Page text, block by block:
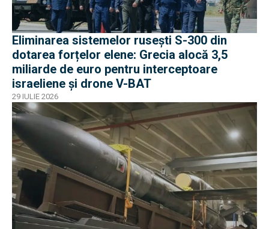
Eliminarea sistemelor rusești S-300 din
dotarea forțelor elene: Grecia alocă 3,5
miliarde de euro pentru interceptoare
israeliene și drone V-BAT
29 IULIE 2026